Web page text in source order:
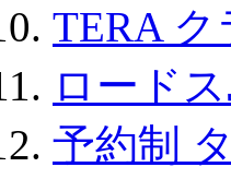
TERA
ロード
予約制